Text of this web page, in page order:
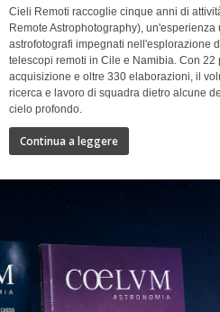
Cieli Remoti raccoglie cinque anni di
Remote Astrophotography),
astrofotografi impegnati nell'esplorazione
telescopi remoti in Cile e Namibia. Con 22
acquisizione e oltre 330 elaborazioni, il
ricerca e lavoro di squadra dietro alcune
cielo profondo.
Continua a leggere